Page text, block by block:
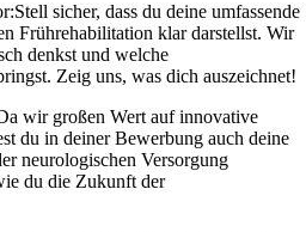
Stell sicher, dass du deine umfassende
Frührehabilitation klar darstellst. Wir
denkst und welche
Zeig uns, was dich auszeichnet!
wir großen Wert auf innovative
du in deiner Bewerbung auch deine
neurologischen Versorgung
du die Zukunft der